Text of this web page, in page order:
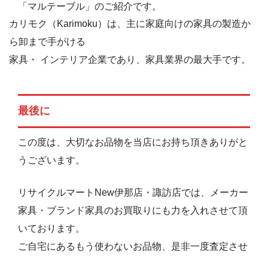
「マルテーブル」のご紹介です。
カリモク（Karimoku）は、主に家庭向けの家具の製造か
ら卸まで手がける
家具・ インテリア企業であり、家具業界の最大手です。
最後に
この度は、大切なお品物を当店にお持ち頂きありがと
うございます。
リサイクルマートNew伊那店・諏訪店では、メーカー
家具・ブランド家具のお買取りにも力を入れさせて頂
いております。
ご自宅にあるもう使わないお品物、是非一度査定させ